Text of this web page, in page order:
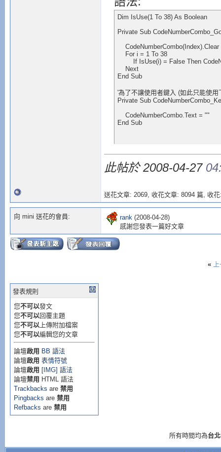
Dim IsUse(1 To 38) As Boolean
Private Sub
    CodeNumberCombo(Index).Clear
    For i = 1 To 38
If IsUse(i) = False Then
    Next
End Sub
'為了不讓使用者鍵入 (如此只能使用
Private Sub
    CodeNumberCombo.Text = ""
End Sub
此帖於 2008-04-27
送花文章: 2069, 收花文章: 8094 篇, 收
向 mini 送花的會員: rank(2008-04-28)
感謝您發表一篇好文章
«
發表規則
您不可以發文
您不可以回覆主題
您不可以上傳附加檔案
您不可以編輯您的文章
論壇啟用 BB 語法
論壇啟用 表情符號
論壇啟用 [IMG] 語法
論壇禁用 HTML 語法
Trackbacks are 禁用
Pingbacks are 禁用
Refbacks are 禁用
所有時間均為台